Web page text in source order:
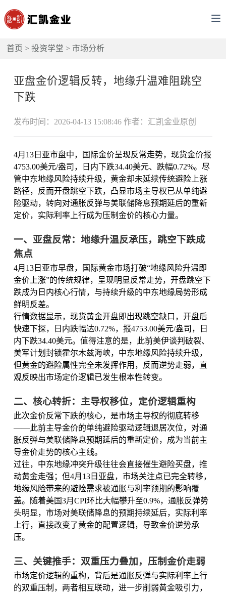
首页 >投资学堂 >市场分析
亚盘金价逻辑反转，地缘升温难阻跳空
下跌
发布时间：2026-04-13 15:08:46 作者：汇凯金业原创
4月13日亚市盘中，国际金价呈现反常走势，现货金价报
4753.00美元/盎司，日内下跌34.40美元、跌幅0.72%。尽
管中东地缘风险持续升级，黄金却未延续传统避险上涨
路径，反而开盘跳空下跌，凸显市场主导权已从单纯避
险驱动，转向对通胀反弹与美联储降息预期延后的重新
定价，实际利率上行成为压制金价的核心力量。
一、亚盘反常：地缘升温反承压，跳空下跌成
焦点
4月13日亚市早盘，国际黄金市场打破“地缘风险升温即
金价上涨”的传统规律，呈现明显反常走势，开盘跳空下
跌成为日内核心行情，与持续升级的中东地缘局势形成
鲜明反差。
行情数据显示，现货黄金开盘即出现跳空缺口，开盘后
快速下探，日内跌幅达0.72%，报4753.00美元/盎司，日
内下跌34.40美元。值得注意的是，此前美伊谈判破裂、
美军计划封锁霍尔木兹海峡，中东地缘风险持续升级，
但黄金的避险属性完全未发挥作用，反而逆势走弱，直
观反映出市场定价逻辑已发生根本性转变。
二、核心转折：主导权移位，定价逻辑重构
此次金价反常下跌的核心，是市场主导权的彻底转移
——此前主导金价的单纯避险驱动逻辑退居次位，对通
胀反弹与美联储降息预期延后的重新定价，成为当前主
导金价走势的核心主线。
过往，中东地缘冲突升级往往会直接催生避险买盘，推
动黄金走强；但4月13日亚盘，市场关注点已完全转移，
地缘风险带来的避险需求被通胀与利率预期的影响覆
盖。随着美国3月CPI环比大幅攀升至0.9%，通胀反弹势
头明显，市场对美联储降息的预期持续延后，实际利率
上行，直接改变了黄金的配置逻辑，导致金价逆势承
压。
三、关键推手：双重压力叠加，压制金价走弱
市场定价逻辑的重构，背后是通胀反弹与实际利率上行
的双重压制，两者相互联动，进一步削弱黄金吸引力，